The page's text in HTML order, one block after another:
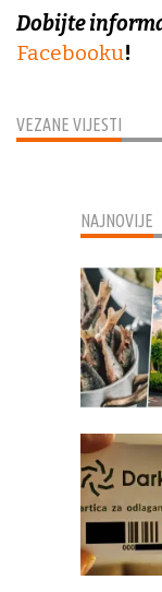
VEZANE VIJESTI
Dobijte
Facebooku!
NAJNOVIJE